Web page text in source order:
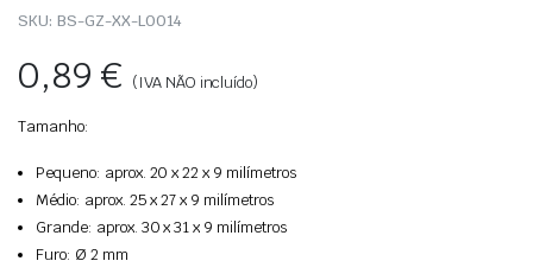
SKU: BS-GZ-XX-L0014
0,89€ (IVA NÃO incluído)
Tamanho:
Pequeno: aprox. 20 x 22 x 9 milímetros
Médio: aprox. 25 x 27 x 9 milímetros
Grande: aprox. 30 x 31 x 9 milímetros
Furo: Ø 2 mm